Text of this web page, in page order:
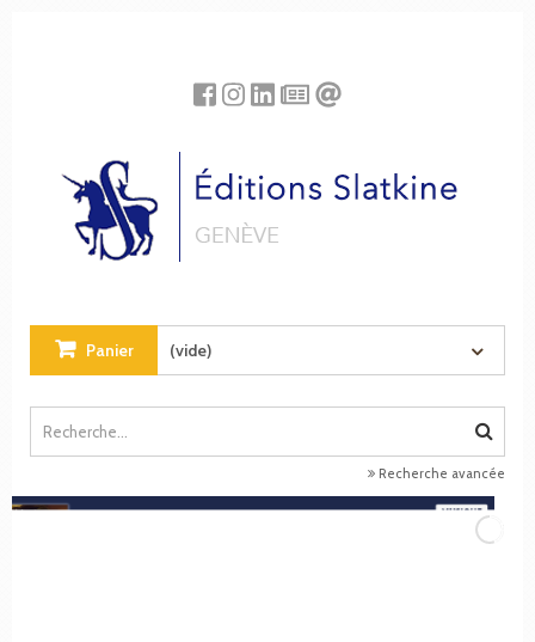
Panier (vide)
Recherche avancée